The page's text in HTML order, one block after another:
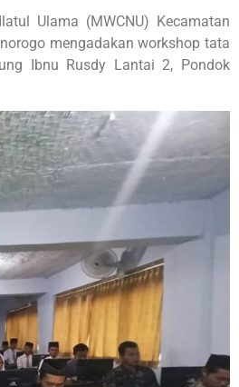
Ulama (MWCNU) Kecamatan
mengadakan workshop tata
Ibnu Rusdy Lantai 2, Pondok